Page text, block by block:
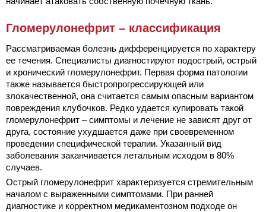
Гломерулонефрит – классификация
Рассматриваемая болезнь дифференцируется по характеру
ее течения. Специалисты диагностируют подострый, острый
и хронический гломерулонефрит. Первая форма патологии
также называется быстропрогрессирующей или
злокачественной, она считается самым опасным вариантом
повреждения клубочков. Редко удается купировать такой
гломерулонефрит – симптомы и лечение не зависят друг от
друга, состояние ухудшается даже при своевременном
проведении специфической терапии. Указанный вид
заболевания заканчивается летальным исходом в 80%
случаев.
Острый гломерулонефрит характеризуется стремительным
началом с выраженными симптомами. При ранней
диагностике и корректном медикаментозном подходе он